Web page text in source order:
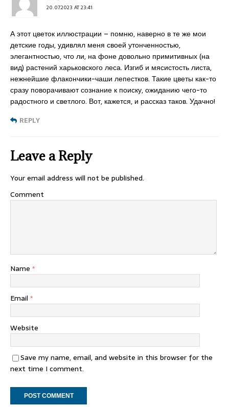
20.07.2023 AT 23:41
А этот цветок иллюстрации – помню, наверно в те же мои
детские годы, удивлял меня своей утонченностью,
элегантностью, что ли, на фоне довольно примитивных (на
вид) растений харьковского леса. Изгиб и мясистость листа,
нежнейшие флакончики-чаши лепестков. Такие цветы как-то
сразу поворачивают сознание к поиску, ожиданию чего-то
радостного и светлого. Вот, кажется, и рассказ таков. Удачно!
REPLY
Leave a Reply
Your email address will not be published.
Comment
Name *
Email *
Website
Save my name, email, and website in this browser for the
next time I comment.